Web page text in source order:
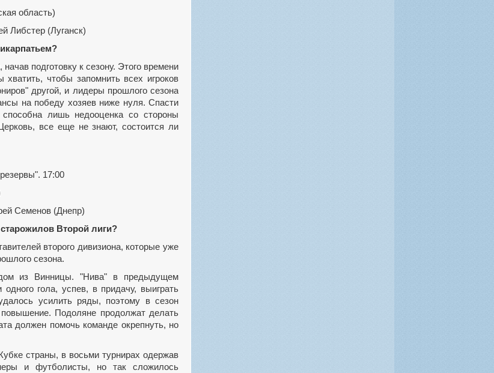
область)
Либстер (Луганск)
чтобы запомнить всех игроков
другой, и лидеры прошлого сезона
на победу хозяев ниже нуля. Спасти
лишь недооценка со стороны
все еще не знают, состоится ли
17:00
Семенов (Днепр)
Второй лиги?
сезона.
гола, успев, в придачу, выиграть
усилить ряды, поэтому в сезон
Подоляне продолжат делать
должен помочь команде окрепнуть, но
и футболисты, но так сложилось